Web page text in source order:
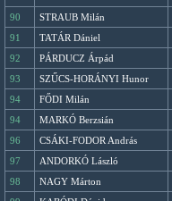
90
STRAUB Milán
91
TATÁR Dániel
92
PÁRDUCZ Árpád
93
SZŰCS-HORÁNYI Hunor
94
FŐDI Milán
94
MARKÓ Berzsián
96
CSÁKI-FODOR András
97
ANDORKÓ László
98
NAGY Márton